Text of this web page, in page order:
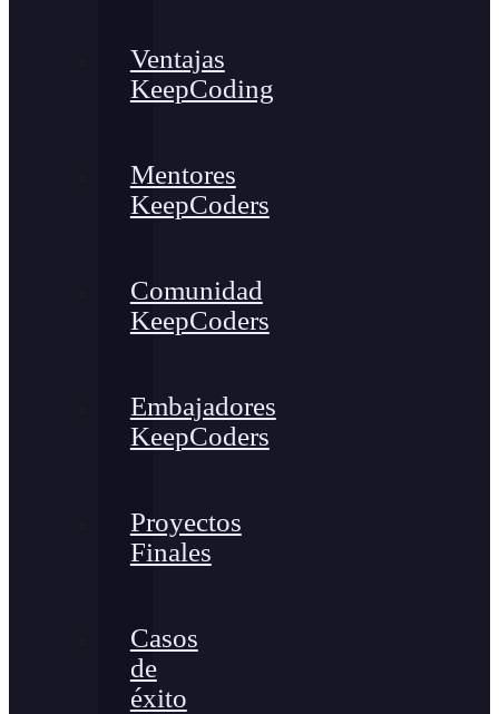
Ventajas
KeepCoding
Mentores
KeepCoders
Comunidad
KeepCoders
Embajadores
KeepCoders
Proyectos
Finales
Casos
de
éxito